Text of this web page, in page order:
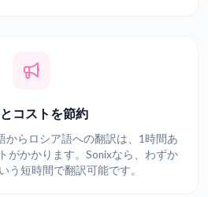
コストを節約
からロシア語への翻訳は、1時間あ
がかかります。Sonixなら、わずか
う短時間で翻訳可能です。